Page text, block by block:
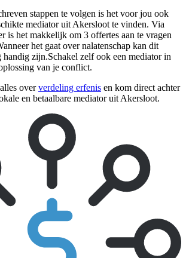
stappen te volgen is het voor jou ook
mediator uit Akersloot te vinden. Via
is het makkelijk om 3 offertes aan te vragen
het gaat over nalatenschap kan dit
zijn.Schakel zelf ook een mediator in
van je conflict.
oververdeling erfenis en kom direct achter
en betaalbare mediator uit Akersloot.